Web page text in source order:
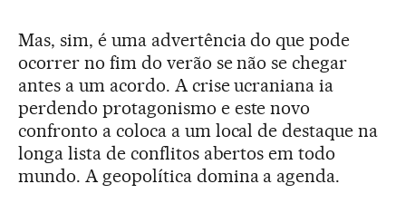
Mas, sim, é uma advertência do que pode
ocorrer no fim do verão se não se chegar
antes a um acordo. A crise ucraniana ia
perdendo protagonismo e este novo
confronto a coloca a um local de destaque na
longa lista de conflitos abertos em todo
mundo. A geopolítica domina a agenda.